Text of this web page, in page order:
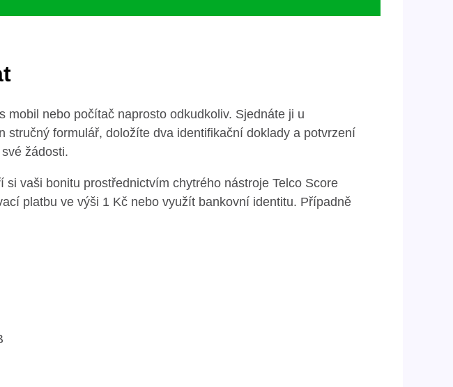
mobil nebo počítač naprosto odkudkoliv. Sjednáte ji u
formulář, doložíte dva identifikační doklady a potvrzení
žádosti.
vaši bonitu prostřednictvím chytrého nástroje Telco Score
platbu ve výši 1 Kč nebo využít bankovní identitu. Případně